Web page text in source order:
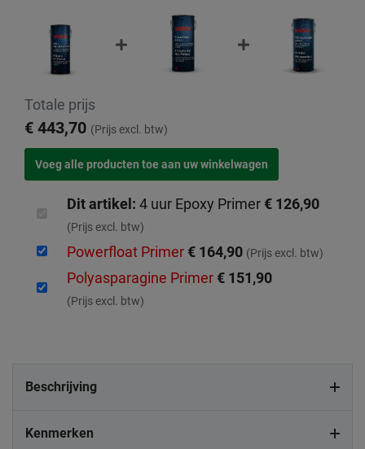
Totale prijs
€ 443,70 (Prijs excl. btw)
Dit artikel: 4 uur Epoxy Primer€ 126,90
(Prijs excl. btw)
Powerfloat Primer€ 164,90 (Prijs excl. btw)
Polyasparagine Primer€ 151,90
(Prijs excl. btw)
Beschrijving
Kenmerken